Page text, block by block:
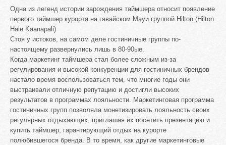
Одна из легенд истории зарождения таймшера относит появление
первого таймшер курорта на гавайском Мауи группой Hilton (Hilton
Hale Kaanapali)
Стоя у истоков, на самом деле гостиничные группы по-
настоящему развернулись лишь в 80-90ые.
Когда маркетинг таймшера стал более сложным из-за
регулирования и высокой конкуренции для гостиничных брендов
настало время воспользоваться тем, что многие годы они
выстраивали отличную репутацию и достигли высоких
результатов в программах лояльности. Маркетинговая программа
гостиничных групп позволяла монетизировать лояльность своих
регулярных отдыхающих, приглашая их посетить презентацию и
купить таймшер, гарантирующий отдых на курорте
полюбившегося бренда. В то время, как другие маркетинговые